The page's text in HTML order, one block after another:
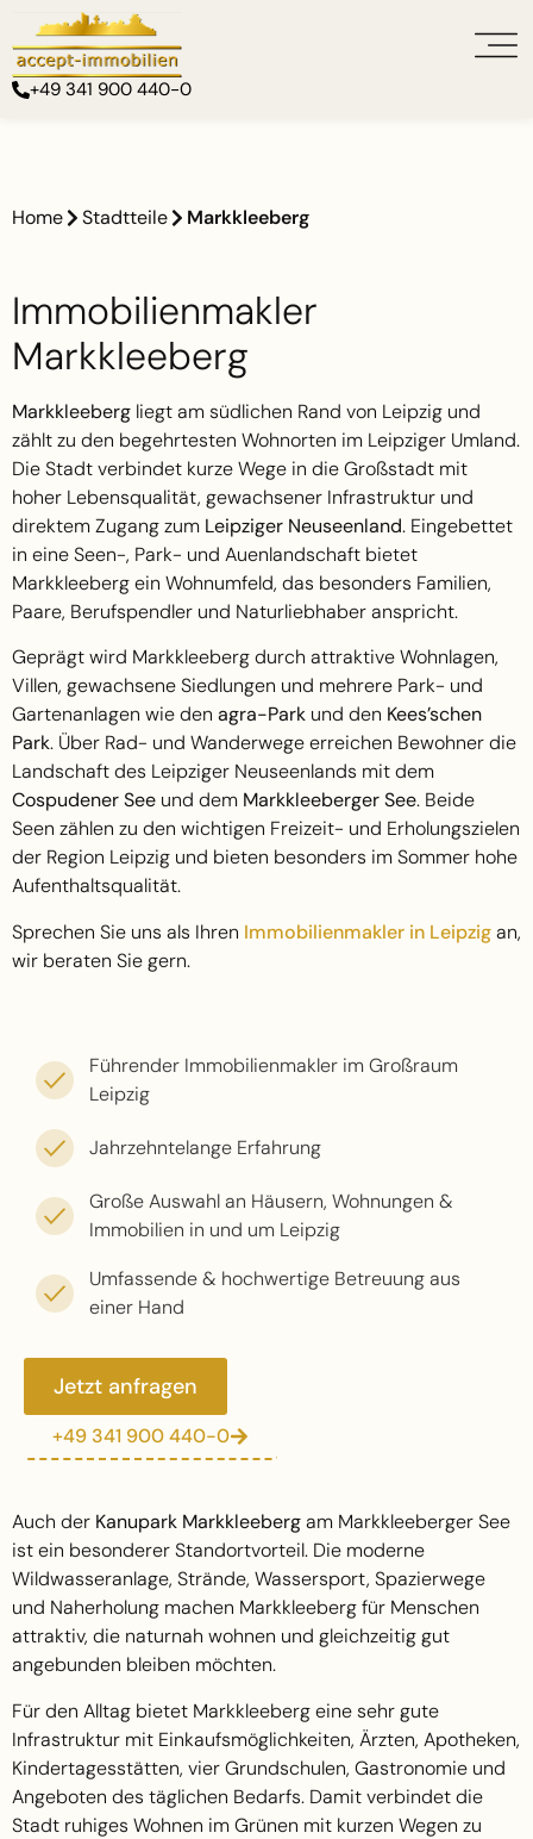
+49 341 900 440-0
Home Stadtteile Markkleeberg
Immobilienmakler
Markkleeberg
Markkleeberg liegt am südlichen Rand von Leipzig und
zählt zu den begehrtesten Wohnorten im Leipziger Umland.
Die Stadt verbindet kurze Wege in die Großstadt mit
hoher Lebensqualität, gewachsener Infrastruktur und
direktem Zugang zum Leipziger Neuseenland. Eingebettet
in eine Seen-, Park- und Auenlandschaft bietet
Markkleeberg ein Wohnumfeld, das besonders Familien,
Paare, Berufspendler und Naturliebhaber anspricht.
Geprägt wird Markkleeberg durch attraktive Wohnlagen,
Villen, gewachsene Siedlungen und mehrere Park- und
Gartenanlagen wie den agra-Park und den Kees’schen
Park. Über Rad- und Wanderwege erreichen Bewohner die
Landschaft des Leipziger Neuseenlands mit dem
Cospudener See und dem Markkleeberger See. Beide
Seen zählen zu den wichtigen Freizeit- und Erholungszielen
der Region Leipzig und bieten besonders im Sommer hohe
Aufenthaltsqualität.
Sprechen Sie uns als Ihren Immobilienmakler in Leipzigan,
wir beraten Sie gern.
Jetzt anfragen
+49 341 900 440-0
Führender Immobilienmakler im Großraum
Leipzig
Jahrzehntelange Erfahrung
Große Auswahl an Häusern, Wohnungen &
Immobilien in und um Leipzig
Umfassende & hochwertige Betreuung aus
einer Hand
Auch der Kanupark Markkleebergam Markkleeberger See
ist ein besonderer Standortvorteil. Die moderne
Wildwasseranlage, Strände, Wassersport, Spazierwege
und Naherholung machen Markkleeberg für Menschen
attraktiv, die naturnah wohnen und gleichzeitig gut
angebunden bleiben möchten.
Für den Alltag bietet Markkleeberg eine sehr gute
Infrastruktur mit Einkaufsmöglichkeiten, Ärzten, Apotheken,
Kindertagesstätten, vier Grundschulen, Gastronomie und
Angeboten des täglichen Bedarfs. Damit verbindet die
Stadt ruhiges Wohnen im Grünen mit kurzen Wegen zu